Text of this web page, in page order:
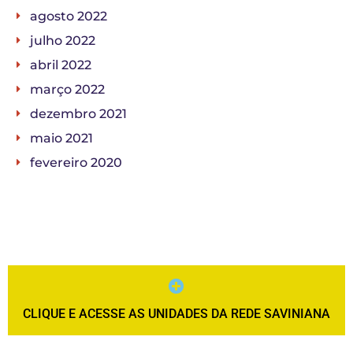
agosto 2022
julho 2022
abril 2022
março 2022
dezembro 2021
maio 2021
fevereiro 2020
CLIQUE E ACESSE AS UNIDADES DA REDE SAVINIANA